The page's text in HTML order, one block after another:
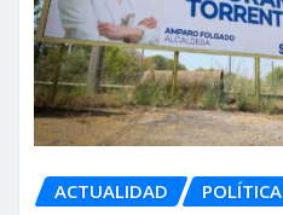
ACTUALIDAD POLÍTICA